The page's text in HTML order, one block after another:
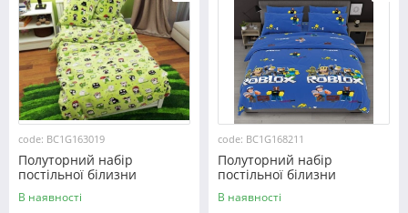
code: BC1G163019
Полуторний набір
постільної білизни
150*220 із Бязі "Gold"
№163019 Черешенька™
В наявності
code: BC1G168211
Полуторний набір
постільної білизни
150*220 із Бязі "Gold"
№168211 Черешенка™
В наявності